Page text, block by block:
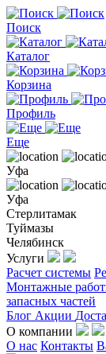
Поиск
Каталог
Корзина
Профиль
Еще
Уфа
Уфа
Стерлитамак
Туймазы
Челябинск
Услуги
Расчет системы
Монтажные
запасных частей
Блог Акции
О компании
О нас Контакты